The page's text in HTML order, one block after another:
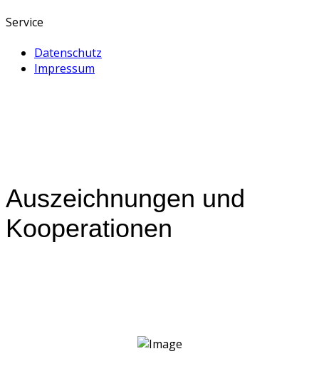
Service
Datenschutz
Impressum
Auszeichnungen und
Kooperationen